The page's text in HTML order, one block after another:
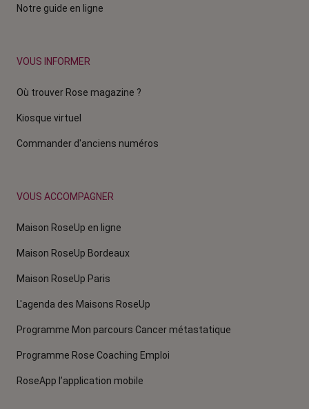
Notre guide en ligne
VOUS INFORMER
Où trouver Rose magazine ?
Kiosque virtuel
Commander d'anciens numéros
VOUS ACCOMPAGNER
Maison RoseUp en ligne
Maison RoseUp Bordeaux
Maison RoseUp Paris
L'agenda des Maisons RoseUp
Programme Mon parcours Cancer métastatique
Programme Rose Coaching Emploi
RoseApp l’application mobile